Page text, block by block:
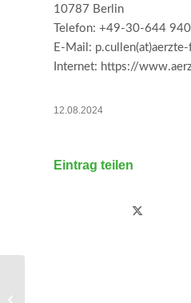
10787 Berlin
Telefon: +49-30-644
E-Mail:
Internet: https://
12.08.2024
Eintrag teilen